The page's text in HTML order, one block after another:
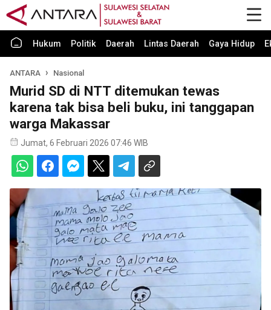
Hukum Politik Daerah Lintas Daerah Gaya Hidup
ANTARA Nasional
Murid SD di NTT ditemukan tewas
karena tak bisa beli buku, ini tanggapan
warga Makassar
Jumat, 6 Februari 2026 07:46 WIB